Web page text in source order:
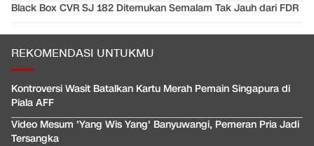
Black Box CVR SJ 182 Ditemukan Semalam Tak Jauh dari FDR
REKOMENDASI UNTUKMU
Kontroversi Wasit Batalkan Kartu Merah Pemain Singapura di
Piala AFF
Video Mesum 'Yang Wis Yang' Banyuwangi, Pemeran Pria Jadi
Tersangka